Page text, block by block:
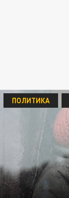
ПОЛИТИКА